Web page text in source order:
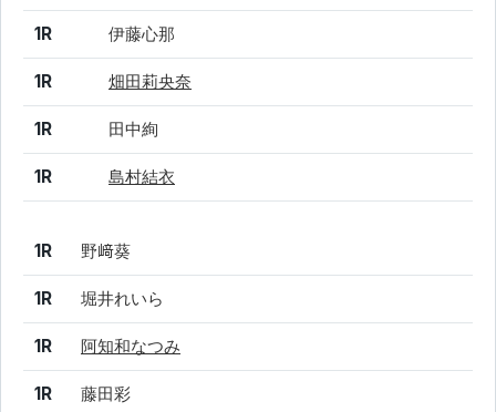
1R 伊藤心那
1R 畑田莉央奈
1R 田中絢
1R 島村結衣
結果 シード
1R 野﨑葵
1R 堀井れいら
1R 阿知和なつみ
1R 藤田彩